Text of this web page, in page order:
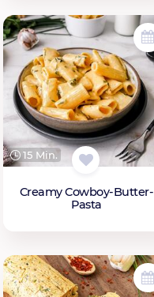
15 Min.
Creamy Cowboy-Butter-
Pasta